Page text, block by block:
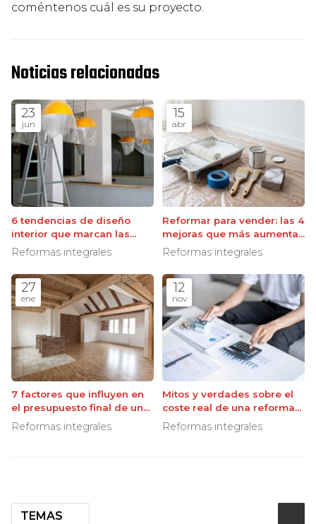
TEMAS
coméntenos cuál es su proyecto.
Noticias relacionadas
23
jun
6 tendencias de diseño
interior que marcan las
reformas
Reformas integrales
15
abr
Reformar para vender: las 4
mejoras que más aumentan
el valor de su propiedad
Reformas integrales
27
ene
7 factores que influyen en
el presupuesto final de una
reforma
Reformas integrales
12
nov
Mitos y verdades sobre el
coste real de una reforma
integral
Reformas integrales